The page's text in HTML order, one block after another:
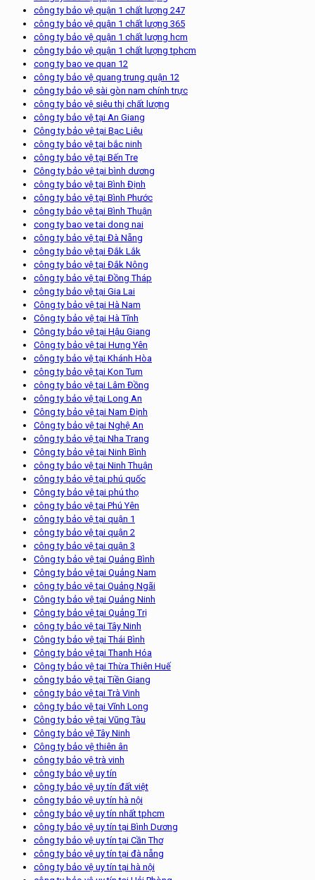
công ty bảo vệ quận 1 chất lượng 247
công ty bảo vệ quận 1 chất lượng 365
công ty bảo vệ quận 1 chất lượng hcm
công ty bảo vệ quận 1 chất lượng tphcm
cong ty bao ve quan 12
công ty bảo vệ quang trung quận 12
công ty bảo vệ sài gòn nam chính trực
công ty bảo vệ siêu thị chất lượng
công ty bảo vệ tại An Giang
Công ty bảo vệ tại Bạc Liêu
công ty bảo vệ tại bắc ninh
công ty bảo vệ tại Bến Tre
Công ty bảo vệ tại bình dương
công ty bảo vệ tại Bình Định
công ty bảo vệ tại Bình Phước
công ty bảo vệ tại Bình Thuận
cong ty bao ve tai dong nai
công ty bảo vệ tại Đà Nẵng
công ty bảo vệ tại Đắk Lắk
công ty bảo vệ tại Đắk Nông
công ty bảo vệ tại Đồng Tháp
công ty bảo vệ tại Gia Lai
Công ty bảo vệ tại Hà Nam
Công ty bảo vệ tại Hà Tĩnh
Công ty bảo vệ tại Hậu Giang
Công ty bảo vệ tại Hưng Yên
công ty bảo vệ tại Khánh Hòa
công ty bảo vệ tại Kon Tum
công ty bảo vệ tại Lâm Đồng
công ty bảo vệ tại Long An
Công ty bảo vệ tại Nam Định
Công ty bảo vệ tại Nghệ An
công ty bảo vệ tại Nha Trang
Công ty bảo vệ tại Ninh Bình
công ty bảo vệ tại Ninh Thuận
công ty bảo vệ tại phú quốc
Công ty bảo vệ tại phú thọ
công ty bảo vệ tại Phú Yên
công ty bảo vệ tại quận 1
công ty bảo vệ tại quận 2
công ty bảo vệ tại quận 3
Công ty bảo vệ tại Quảng Bình
Công ty bảo vệ tại Quảng Nam
công ty bảo vệ tại Quảng Ngãi
Công ty bảo vệ tại Quảng Ninh
Công ty bảo vệ tại Quảng Trị
công ty bảo vệ tại Tây Ninh
Công ty bảo vệ tại Thái Bình
Công ty bảo vệ tại Thanh Hóa
Công ty bảo vệ tại Thừa Thiên Huế
công ty bảo vệ tại Tiền Giang
công ty bảo vệ tại Trà Vinh
công ty bảo vệ tại Vĩnh Long
Công ty bảo vệ tại Vũng Tàu
Công ty bảo vệ Tây Ninh
Công ty bảo vệ thiên ân
công ty bảo vệ trà vinh
công ty bảo vệ uy tín
công ty bảo vệ uy tín đất việt
công ty bảo vệ uy tín hà nội
công ty bảo vệ uy tín nhất tphcm
công ty bảo vệ uy tín tại Bình Dương
công ty bảo vệ uy tín tại Cần Thơ
công ty bảo vệ uy tín tại đà nẵng
công ty bảo vệ uy tín tại hà nội